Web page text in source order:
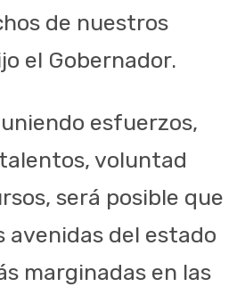
de nuestros
el Gobernador.
esfuerzos,
voluntad
será posible que
avenidas del estado
marginadas en las